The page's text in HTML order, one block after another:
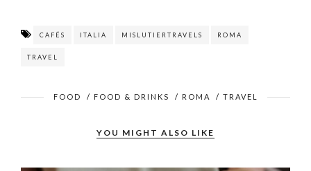
CAFÉS ITALIA MISLUTIERTRAVELS ROMA
TRAVEL
FOOD / FOOD & DRINKS / ROMA / TRAVEL
YOU MIGHT ALSO LIKE